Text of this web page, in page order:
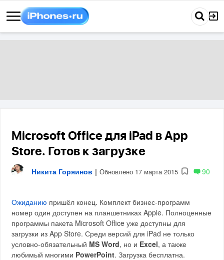
Microsoft Office для iPad в App
Store. Готов к загрузке
Никита Горяинов | Обновлено 17 марта 2015 90
Ожиданию пришёл конец. Комплект бизнес-программ
номер один доступен на планшетниках Apple. Полноценные
программы пакета Microsoft Office уже доступны для
загрузки из App Store. Среди версий для iPad не только
условно-обязательный MS Word, но и Excel, а также
любимый многими PowerPoint. Загрузка бесплатна.